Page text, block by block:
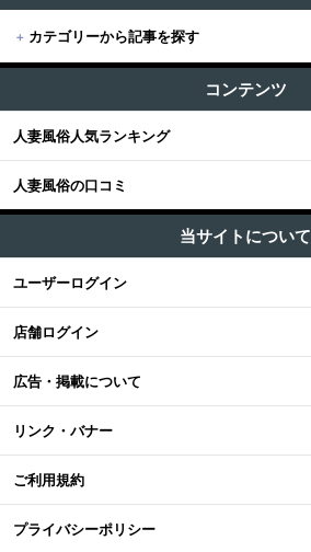
東京全域
新宿・歌舞伎町・新大久保・高田馬場
池袋・大塚・巣鴨
五反田・品川・高輪・蒲田
新橋・汐留・銀座・六本木
上野・鶯谷・神田・秋葉原
錦糸町・葛西・葛飾
立川・八王子・町田
関東版TOP
埼玉県
神奈川県
茨城県
栃木県
群馬県
+関西
関西全域
大阪府
兵庫県
滋賀県
奈良県
和歌山県
東海・北陸・甲信越版TOP
東海・北陸・甲信越全域
静岡県
新潟県
岐阜県
三重県
山梨県
長野県
中国・四国版TOP
中国・四国全域
広島県
岡山県
鳥取県
島根県
+九州・沖縄
九州・沖縄版TOP
九州・沖縄全域
福岡県
熊本県
佐賀県
+ カテゴリーから記事を探す
コンテンツ
人妻風俗人気ランキング
人妻風俗の口コミ
当サイトについて
ユーザーログイン
店舗ログイン
広告・掲載について
リンク・バナー
ご利用規約
プライバシーポリシー